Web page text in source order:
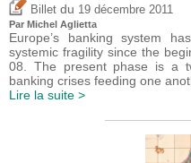
Billet du 19 décembre 2011
Par Michel Aglietta
Europe’s banking system
systemic fragility since the
08. The present phase is a
banking crises feeding one
Lire la suite >